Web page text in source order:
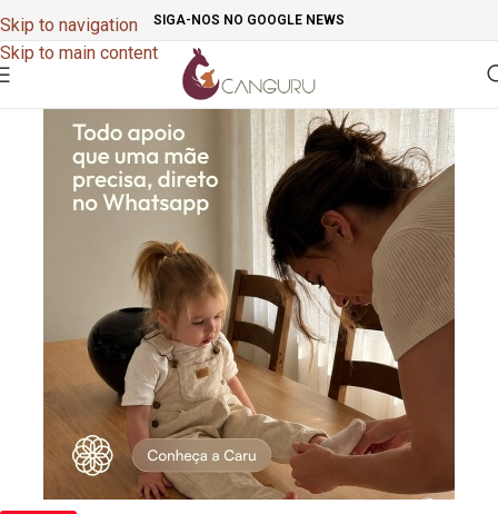
Skip to navigation
Skip to main content
SIGA-NOS NO GOOGLE NEWS